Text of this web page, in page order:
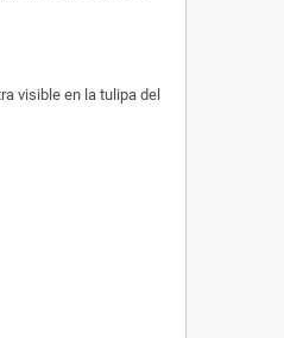
visible en la tulipa del